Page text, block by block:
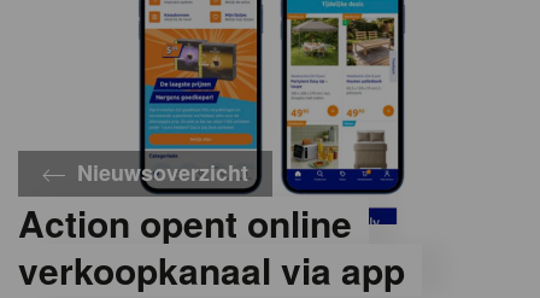
Nieuwsoverzicht
Action opent online
verkoopkanaal via app
(Mitchel